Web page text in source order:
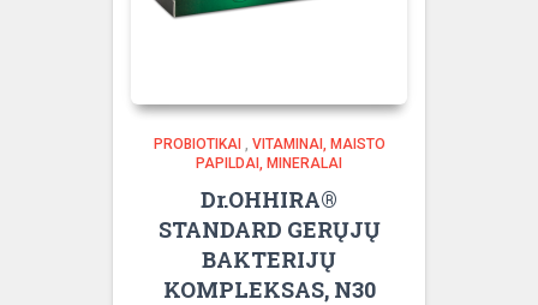
PROBIOTIKAI , VITAMINAI, MAISTO
PAPILDAI, MINERALAI
Dr.OHHIRA®
STANDARD GERŲJŲ
BAKTERIJŲ
KOMPLEKSAS, N30